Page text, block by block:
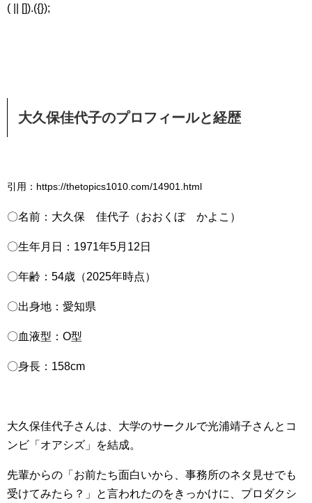
( || []).({});
大久保佳代子のプロフィールと経歴
引用：https://thetopics1010.com/14901.html
〇名前：大久保 佳代子（おおくぼ かよこ）
〇生年月日：1971年5月12日
〇年齢：54歳（2025年時点）
〇出身地：愛知県
〇血液型：O型
〇身長：158cm
大久保佳代子さんは、大学のサークルで光浦靖子さんとコ
ンビ「オアシズ」を結成。
先輩からの「お前たち面白いから、事務所のネタ見せでも
受けてみたら？」と言われたのをきっかけに、プロダクシ